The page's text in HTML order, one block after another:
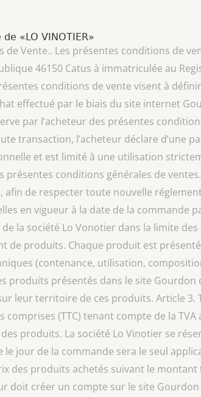
«LO VINOTIER»
de Vente.. Les présentes conditions de
46150 Catus à immatriculée au
conditions de vente visent à
effectué par le biais du site internet
par l’acheteur des présentes
transaction, l’acheteur déclare d’une
et est limité à une utilisation
présentes conditions générales de
afin de respecter toute nouvelle
en vigueur à la date de la commande
la société Lo Vonotier dans la limite
de produits. Chaque produit est
(contenance, utilisation,
produits présentés dans le site
leur territoire de ces produits. Article
comprises (TTC) tenant compte de la
produits. La société Lo Vinotier se
jour de la commande sera le seul
des produits achetés suivant le
doit créer un compte sur le site